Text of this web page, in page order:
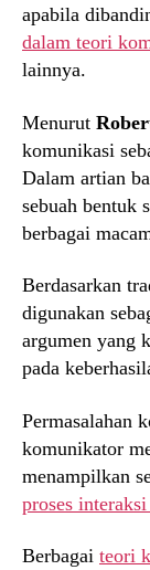
apabila
dalam teori
lainnya.
Menurut
komunikasi
Dalam artian
sebuah bentuk
berbagai
Berdasarkan
digunakan
argumen yang
pada
Permasalahan
komunikator
menampilkan
proses
Berbagai teori